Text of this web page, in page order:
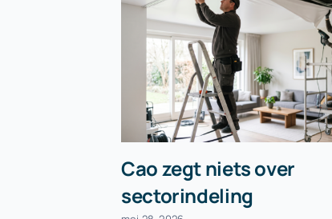
Cao zegt niets over
sectorindeling